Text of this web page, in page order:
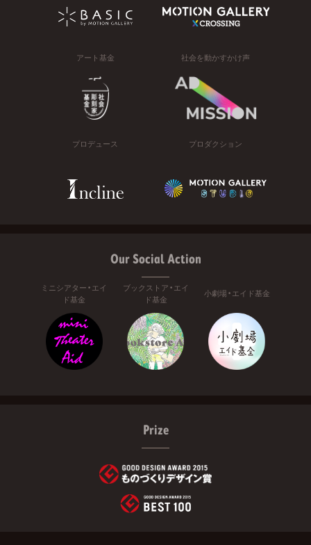
アート基金 社会を動かすかけ声
プロデュース プロダクション
Our Social Action
ミニシアター・エイ
ド基金
ブックストア・エイ
ド基金
小劇場・エイド基金
Prize